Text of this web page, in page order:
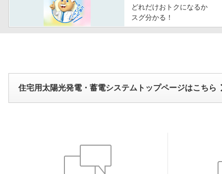
どれだけおトクになるか
スグ分かる！
住宅用太陽光発電・蓄電システムトップページはこちら